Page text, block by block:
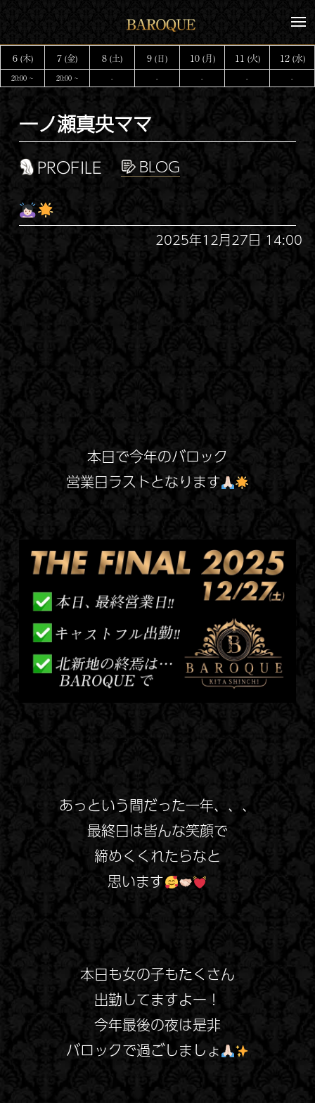
テ
ン
ツ
メ
ュ
ー
6 (木) 7 (金) 8 (土) 9 (日) 10 (月) 11 (火) 12 (水)
20:00 ~ 20:00 ~ - - - - -
一ノ瀬真央ママ
PROFILE
2025年12月27日 14:00
本日で今年のバロック
営業日ラストとなります
あっという間だった一年、、、
最終日は皆んな笑顔で
締めくくれたらなと
思います
本日も女の子もたくさん
出勤してますよー！
今年最後の夜は是非
バロックで過ごしましょ